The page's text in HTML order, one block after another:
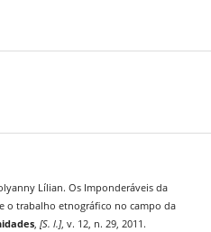
Lí­lian. Os Imponderáveis da
o trabalho etnográfico no campo da
, [S. l.], v. 12, n. 29, 2011.